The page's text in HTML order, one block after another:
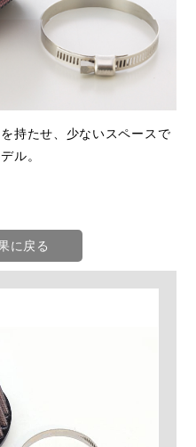
持たせ、少ないスペースで
ル。
に戻る